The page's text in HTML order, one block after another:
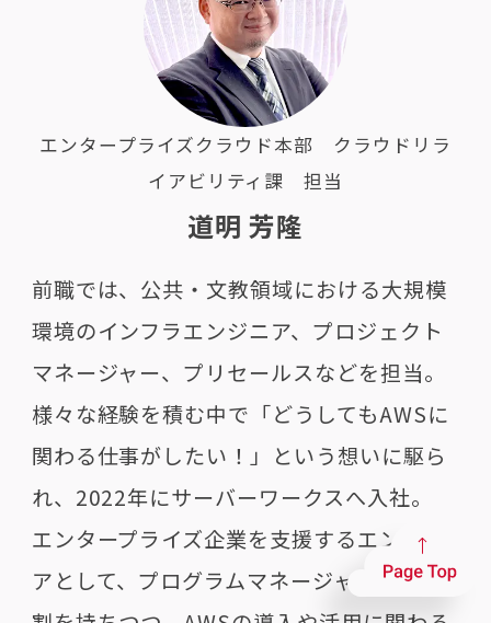
エンタープライズクラウド本部 クラウドリラ
イアビリティ課 担当
道明 芳隆
前職では、公共・文教領域における大規模
環境のインフラエンジニア、プロジェクト
マネージャー、プリセールスなどを担当。
様々な経験を積む中で「どうしてもAWSに
関わる仕事がしたい！」という想いに駆ら
れ、2022年にサーバーワークスへ入社。
エンタープライズ企業を支援するエンジニ
アとして、プログラムマネージャー等の役